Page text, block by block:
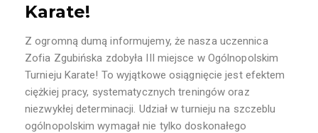
Karate!
Z ogromną dumą informujemy, że nasza uczennica
Zofia Zgubińska zdobyła III miejsce w Ogólnopolskim
Turnieju Karate! To wyjątkowe osiągnięcie jest efektem
ciężkiej pracy, systematycznych treningów oraz
niezwykłej determinacji. Udział w turnieju na szczeblu
ogólnopolskim wymagał nie tylko doskonałego